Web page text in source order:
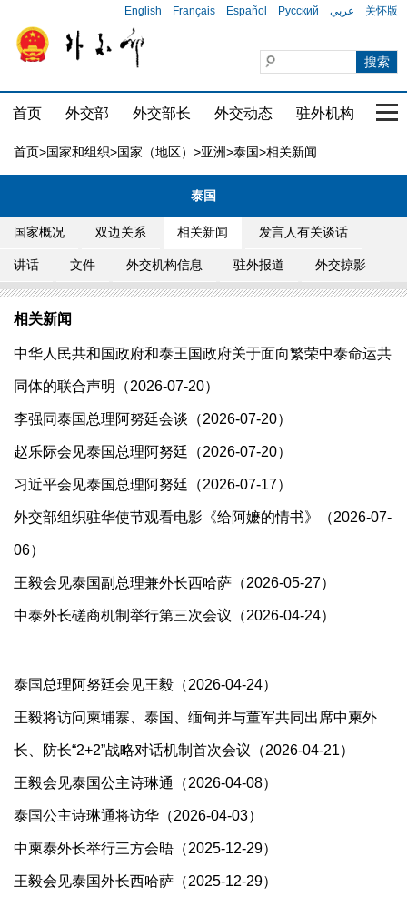
English Français Español Русский عربي 关怀版
首页 外交部 外交部长 外交动态 驻外机构 国
首页>国家和组织>国家（地区） >亚洲>泰国>相关新闻
泰国
国家概况 双边关系 相关新闻 发言人有关谈话
讲话 文件 外交机构信息 驻外报道 外交掠影
相关新闻
中华人民共和国政府和泰王国政府关于面向繁荣中泰命运共
同体的联合声明（2026-07-20）
李强同泰国总理阿努廷会谈（2026-07-20）
赵乐际会见泰国总理阿努廷（2026-07-20）
习近平会见泰国总理阿努廷（2026-07-17）
外交部组织驻华使节观看电影《给阿嬷的情书》（2026-07-
06）
王毅会见泰国副总理兼外长西哈萨（2026-05-27）
中泰外长磋商机制举行第三次会议（2026-04-24）
泰国总理阿努廷会见王毅（2026-04-24）
王毅将访问柬埔寨、泰国、缅甸并与董军共同出席中柬外
长、防长“2+2”战略对话机制首次会议（2026-04-21）
王毅会见泰国公主诗琳通（2026-04-08）
泰国公主诗琳通将访华（2026-04-03）
中柬泰外长举行三方会晤（2025-12-29）
王毅会见泰国外长西哈萨（2025-12-29）